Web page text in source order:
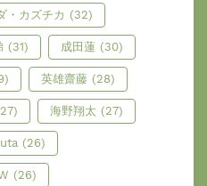
・カズチカ (32)
(31) 成田蓮 (30)
英雄齋藤 (28)
海野翔太 (27)
(26)
(26)